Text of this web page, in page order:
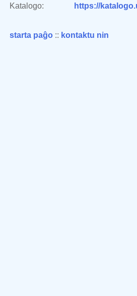
Katalogo:
https://
starta paĝo :: kontaktu nin